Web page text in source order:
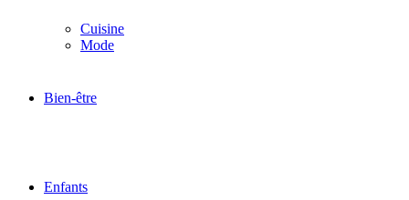
Cuisine
Mode
Bien-être
Enfants